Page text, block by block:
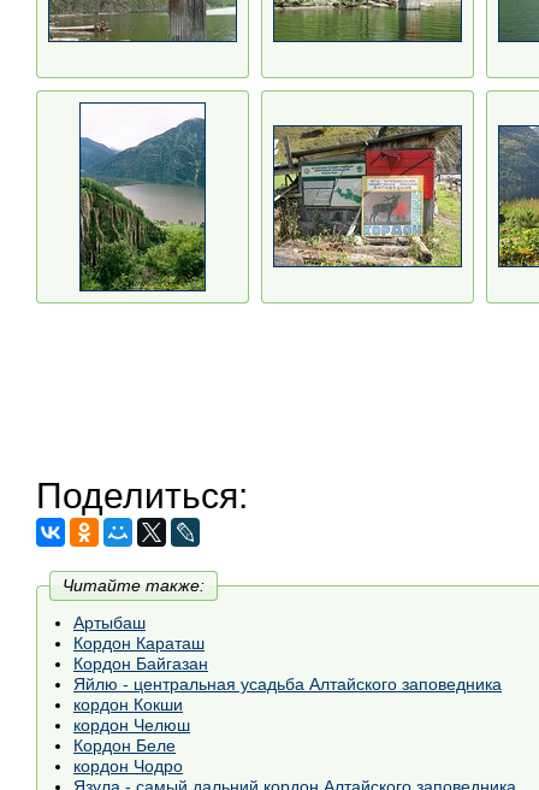
Поделиться:
Читайте также:
Артыбаш
Кордон Караташ
Кордон Байгазан
Яйлю - центральная усадьба Алтайского заповедника
кордон Кокши
кордон Челюш
Кордон Беле
кордон Чодро
Язула - самый дальний кордон Алтайского заповедника